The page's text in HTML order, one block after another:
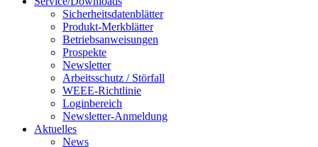
Sicherheitsdatenblätter
Produkt-Merkblätter
Betriebsanweisungen
Prospekte
Newsletter
Arbeitsschutz / Störfall
WEEE-Richtlinie
Loginbereich
Newsletter-Anmeldung
Aktuelles
News